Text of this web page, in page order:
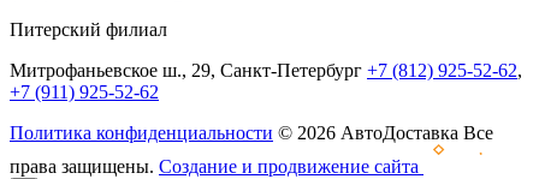
Питерский филиал
Митрофаньевское ш., 29, Санкт-Петербург +7 (812) 925-52-62,
+7 (911) 925-52-62
Политика конфиденциальности © 2026 АвтоДоставка Все
права защищены. Создание и продвижение сайта